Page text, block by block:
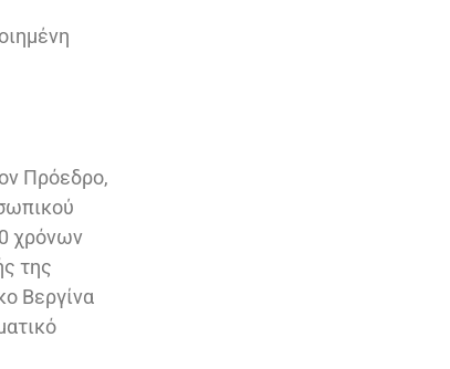
Πρόεδρο,
χρόνων
της
Βεργίνα